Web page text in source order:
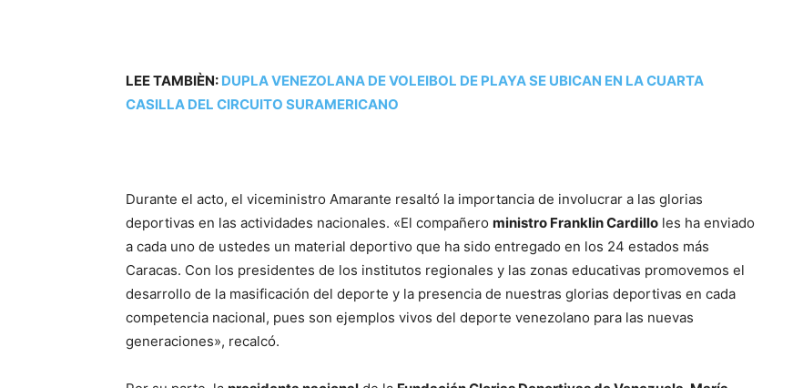
LEE TAMBIÈN: DUPLA VENEZOLANA DE VOLEIBOL DE PLAYA SE UBICAN EN LA CUARTA
CASILLA DEL CIRCUITO SURAMERICANO
Durante el acto, el viceministro Amarante resaltó la importancia de involucrar a las glorias
deportivas en las actividades nacionales. «El compañero ministro Franklin Cardillo les ha enviado
a cada uno de ustedes un material deportivo que ha sido entregado en los 24 estados más
Caracas. Con los presidentes de los institutos regionales y las zonas educativas promovemos el
desarrollo de la masificación del deporte y la presencia de nuestras glorias deportivas en cada
competencia nacional, pues son ejemplos vivos del deporte venezolano para las nuevas
generaciones», recalcó.